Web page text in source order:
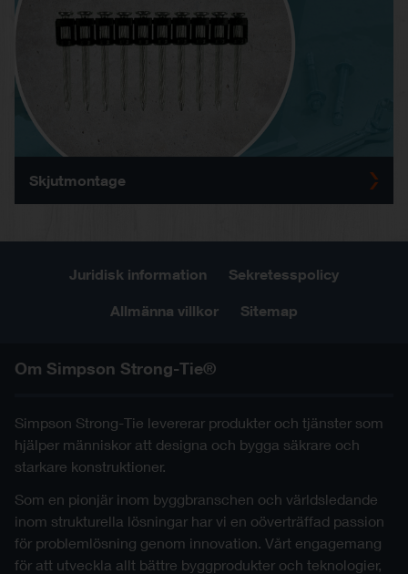
Skjutmontage
Juridisk information Sekretesspolicy
Allmänna villkor Sitemap
Om Simpson Strong-Tie®
Simpson Strong-Tie levererar produkter och tjänster som
hjälper människor att designa och bygga säkrare och
starkare konstruktioner.
Som en pionjär inom byggbranschen och världsledande
inom strukturella lösningar har vi en oöverträffad passion
för problemlösning genom innovation. Vårt engagemang
för att utveckla allt bättre byggprodukter och teknologier,